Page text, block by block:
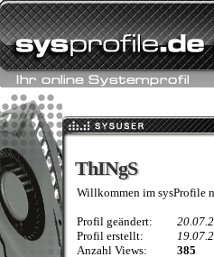
ThINgS
ThINgS
Willkommen im sysProfile
Profil geändert:
Profil erstellt:
Anzahl Views:
385